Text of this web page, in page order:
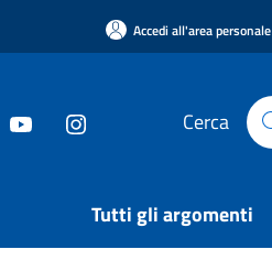
Accedi all'area personale
Cerca
Tutti gli argomenti